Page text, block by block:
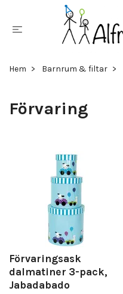
Hem Barnrum & filtar
Förvaring
Förvaringsask
dalmatiner 3-pack,
Jabadabado